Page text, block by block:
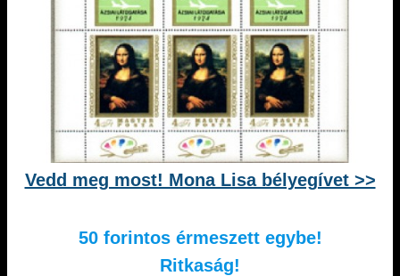
Vedd meg most! Mona Lisa bélyegívet >>
50 forintos érmeszett egybe!
Ritkaság!